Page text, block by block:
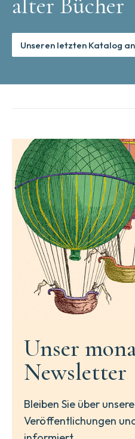
Unseren letzten Katalog
Unser
Newsletter
Bleiben Sie über
Veröffentlichungen